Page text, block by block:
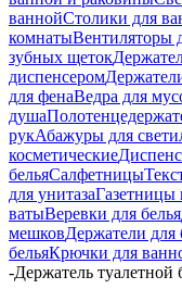
ваннойСтолики для
комнатыВентиляторы
зубных щеток
диспенсером
для фенаВедра для
душа
рукАбажуры для
косметические
бельяСалфетницы
для унитазаГазетницы
ватыВеревки для белья
мешковДержатели
бельяКрючки для
-Держатель